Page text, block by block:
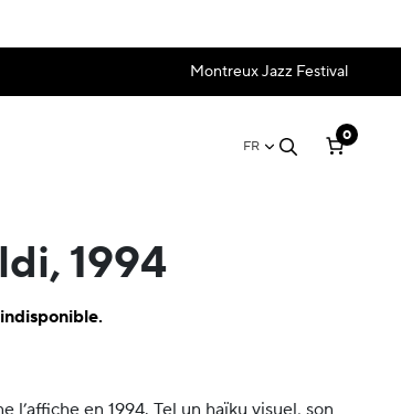
Montreux Jazz Festival
FR
0
1994
l’affiche en 1994. Tel un haïku visuel, son